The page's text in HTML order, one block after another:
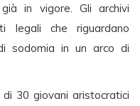
in vigore. Gli archivi
legali che riguardano
sodomia in un arco di
30 giovani aristocratici